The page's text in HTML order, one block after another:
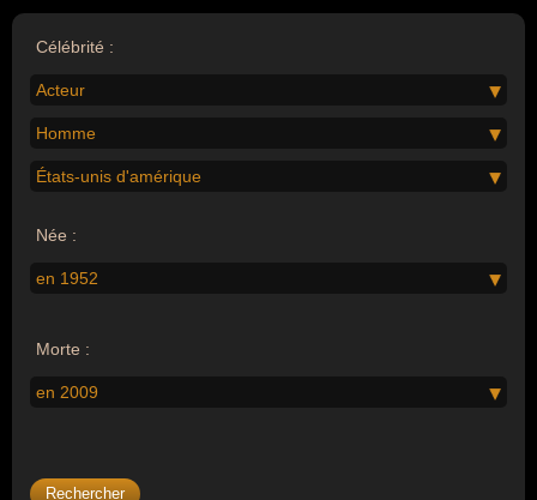
Célébrité :
Acteur
Homme
États-unis d'amérique
Née :
en 1952
Morte :
en 2009